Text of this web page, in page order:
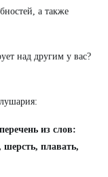
а также
над другим у вас?
из слов:
шерсть, плавать,